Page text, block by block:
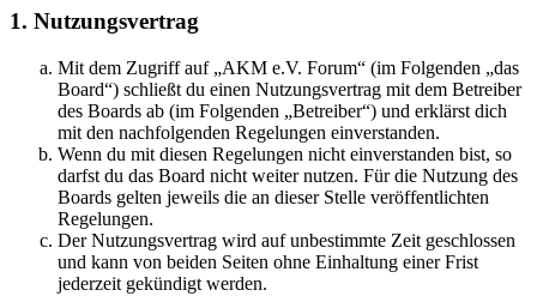
1. Nutzungsvertrag
Mit dem Zugriff auf „AKM e.V. Forum“ (im Folgenden „das
Board“) schließt du einen Nutzungsvertrag mit dem Betreiber
des Boards ab (im Folgenden „Betreiber“) und erklärst dich
mit den nachfolgenden Regelungen einverstanden.
Wenn du mit diesen Regelungen nicht einverstanden bist, so
darfst du das Board nicht weiter nutzen. Für die Nutzung des
Boards gelten jeweils die an dieser Stelle veröffentlichten
Regelungen.
Der Nutzungsvertrag wird auf unbestimmte Zeit geschlossen
und kann von beiden Seiten ohne Einhaltung einer Frist
jederzeit gekündigt werden.